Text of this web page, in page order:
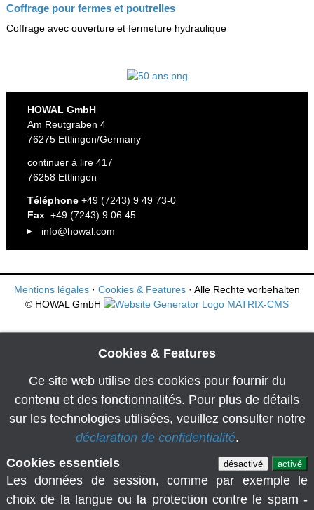
HOWAL GmbH
Am Reutgraben 4
76275 Ettlingen/Germany
continuer à lire 417
76258 Ettlingen
Téléphone+49 (7243) 9 49 73-0
Fax+49 (7243) 9 06 45
info@howal.com
Coffrage pour fermes et poutrelles
Coffrage avec ouverture et fermeture hydraulique
Mentions légales · Cookies & Features · Alle Rechte vorbehalten
© HOWAL GmbH
Cookies & Features
Ce site web utilise des cookies pour fournir du
contenu et des fonctionnalités. Pour plus de détails
sur les technologies utilisées, veuillez consulter notre
déclaration de confidentialité.
Cookies essentiels
désactivé activé
Les données de session, comme par exemple le
choix de la langue ou la protection contre le spam -